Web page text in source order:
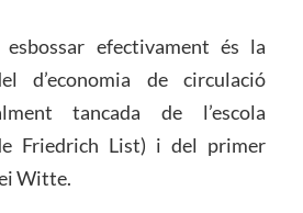
efectivament és la
d’economia de circulació
tancada de l’escola
Friedrich List) i del primer
Witte.